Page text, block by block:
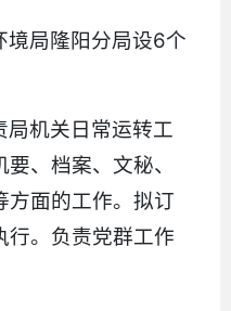
境局隆阳分局设6个
局机关日常运转工
、档案、文秘、
方面的工作。拟订
行。负责党群工作